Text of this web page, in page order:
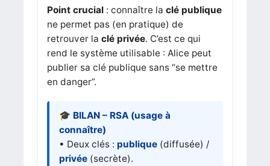
Point crucial: connaître la clé publique
ne permet pas (en pratique) de
retrouver la clé privée. C’est ce qui
rend le système utilisable : Alice peut
publier sa clé publique sans “se mettre
en danger”.
🎓 BILAN – RSA (usage à
connaître)
• Deux clés : publique(diffusée) /
privée(secrète).